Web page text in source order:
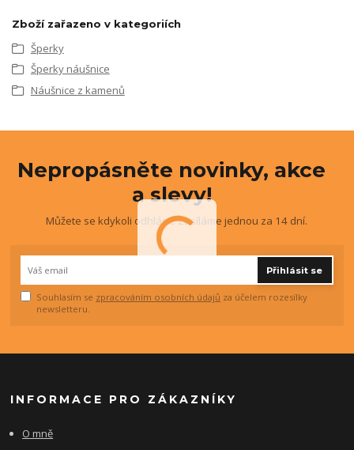
Zboží zařazeno v kategoriích
Šperky
Šperky náušnice
Náušnice z kamenů
Nepropásněte novinky, akce
a slevy!
Můžete se kdykoli odhlásit. Zasíláme jednou za 14 dní.
Přihlásit se
Souhlasím se zpracováním osobních údajů za účelem rozesílky
newsletteru.
INFORMACE PRO ZÁKAZNÍKY
O mně